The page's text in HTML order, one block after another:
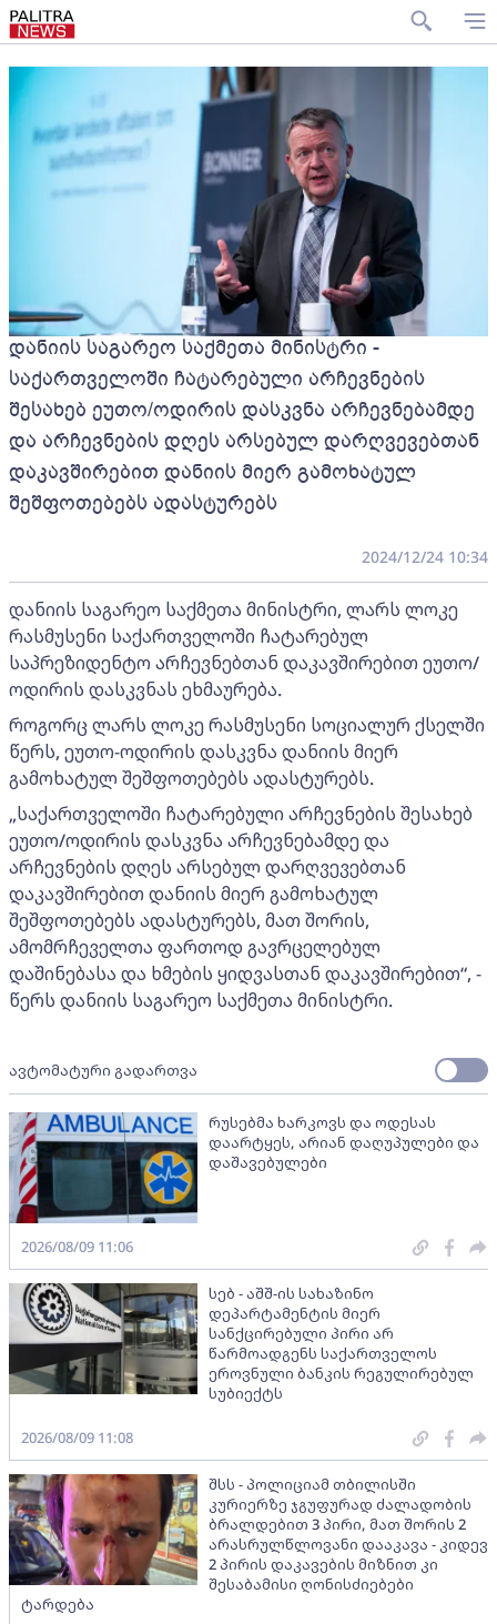
დანიის საგარეო საქმეთა მინისტრი -
საქართველოში ჩატარებული არჩევნების
შესახებ ეუთო/ოდირის დასკვნა არჩევნებამდე
და არჩევნების დღეს არსებულ დარღვევებთან
დაკავშირებით დანიის მიერ გამოხატულ
შეშფოთებებს ადასტურებს
2024/12/24 10:34
დანიის საგარეო საქმეთა მინისტრი, ლარს ლოკე
რასმუსენი საქართველოში ჩატარებულ
საპრეზიდენტო არჩევნებთან დაკავშირებით ეუთო/
ოდირის დასკვნას ეხმაურება.
როგორც ლარს ლოკე რასმუსენი სოციალურ ქსელში
წერს, ეუთო-ოდირის დასკვნა დანიის მიერ
გამოხატულ შეშფოთებებს ადასტურებს.
„საქართველოში ჩატარებული არჩევნების შესახებ
ეუთო/ოდირის დასკვნა არჩევნებამდე და
არჩევნების დღეს არსებულ დარღვევებთან
დაკავშირებით დანიის მიერ გამოხატულ
შეშფოთებებს ადასტურებს, მათ შორის,
ამომრჩეველთა ფართოდ გავრცელებულ
დაშინებასა და ხმების ყიდვასთან დაკავშირებით“, -
წერს დანიის საგარეო საქმეთა მინისტრი.
ავტომატური გადართვა
რუსებმა ხარკოვს და ოდესას
დაარტყეს, არიან დაღუპულები და
დაშავებულები
2026/08/09 11:06
სებ - აშშ-ის სახაზინო
დეპარტამენტის მიერ
სანქცირებული პირი არ
წარმოადგენს საქართველოს
ეროვნული ბანკის რეგულირებულ
სუბიექტს
2026/08/09 11:08
შსს - პოლიციამ თბილისში
კურიერზე ჯგუფურად ძალადობის
ბრალდებით 3 პირი, მათ შორის 2
არასრულწლოვანი დააკავა - კიდევ
2 პირის დაკავების მიზნით კი
შესაბამისი ღონისძიებები
ტარდება